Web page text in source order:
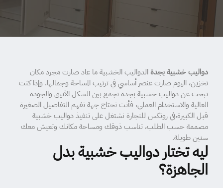
دواليب خشبية بجدةالدواليب الخشبية ما عاد صارت مجرد مكان
تخزين، اليوم صارت عنصر أساسي في ترتيب المساحة وجمالها. وإذا كنت
تبحث عن دواليب خشبية بجدة تجمع بين الشكل الأنيق والجودة
العالية والاستخدام العملي، فأنت تحتاج جهة تفهم التفاصيل الصغيرة
قبل الكبيرة،في روتكس للنجارة نشتغل على تنفيذ دواليب خشبية
مصممة حسب الطلب، تناسب ذوقك ومساحة مكانك وتعيش معك
سنين طويلة.
ليه تختار دواليب خشبية بدل
الجاهزة؟